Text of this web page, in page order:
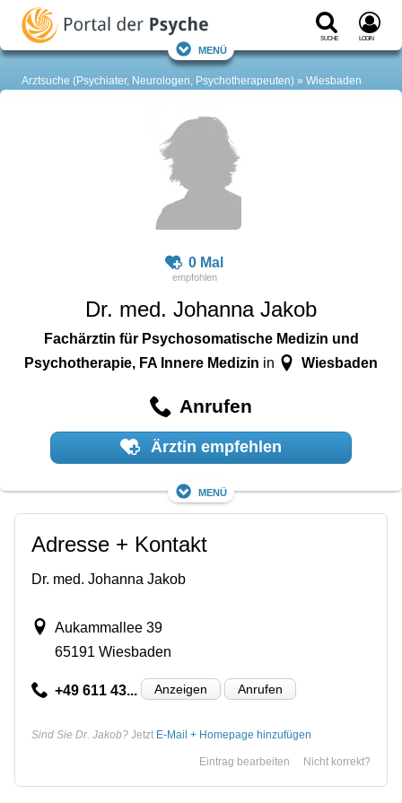
Suche Login
Menü
Arztsuche (Psychiater, Neurologen, Psychotherapeuten) Wiesbaden
0 Mal
Dr. med. Johanna Jakob
Fachärztin für Psychosomatische Medizin und
Psychotherapie, FA Innere Medizin in Wiesbaden
Anrufen
Ärztin empfehlen
Menü
Adresse + Kontakt
Dr. med. Johanna Jakob
Aukammallee 39
65191 Wiesbaden
+49 611 43... Anzeigen Anrufen
Sind Sie Dr. Jakob? Jetzt E-Mail + Homepage hinzufügen
Nicht korrekt?
Eintrag bearbeiten